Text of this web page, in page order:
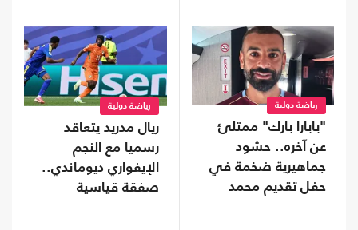
رياضة دولية
"بابارا بارك" ممتلئ
عن آخره.. حشود
جماهيرية ضخمة في
حفل تقديم محمد
رياضة دولية
ريال مدريد يتعاقد
رسميا مع النجم
الإيفواري ديوماندي..
صفقة قياسية